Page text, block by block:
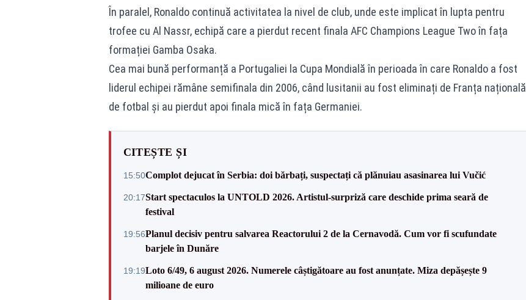
În paralel, Ronaldo continuă activitatea la nivel de club, unde este implicat în lupta pentru
trofee cu Al Nassr, echipă care a pierdut recent finala AFC Champions League Two în fața
formației Gamba Osaka.
Cea mai bună performanță a Portugaliei la Cupa Mondială în perioada în care Ronaldo a fost
liderul echipei rămâne semifinala din 2006, când lusitanii au fost eliminați de Franța națională
de fotbal și au pierdut apoi finala mică în fața Germaniei.
CITEȘTE ȘI
15:50Complot dejucat în Serbia: doi bărbați, suspectați că plănuiau asasinarea lui Vučić
20:17Start spectaculos la UNTOLD 2026. Artistul-surpriză care deschide prima seară de
festival
19:56Planul decisiv pentru salvarea Reactorului 2 de la Cernavodă. Cum vor fi scufundate
barjele în Dunăre
19:19Loto 6/49, 6 august 2026. Numerele câștigătoare au fost anunțate. Miza depășește 9
milioane de euro